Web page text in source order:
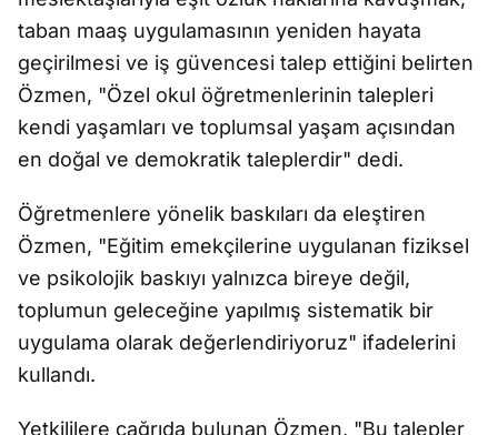
taban maaş uygulamasının yeniden hayata
geçirilmesi ve iş güvencesi talep ettiğini belirten
Özmen, "Özel okul öğretmenlerinin talepleri
kendi yaşamları ve toplumsal yaşam açısından
en doğal ve demokratik taleplerdir" dedi.
Öğretmenlere yönelik baskıları da eleştiren
Özmen, "Eğitim emekçilerine uygulanan fiziksel
ve psikolojik baskıyı yalnızca bireye değil,
toplumun geleceğine yapılmış sistematik bir
uygulama olarak değerlendiriyoruz" ifadelerini
kullandı.
Yetkililere çağrıda bulunan Özmen, "Bu talepler